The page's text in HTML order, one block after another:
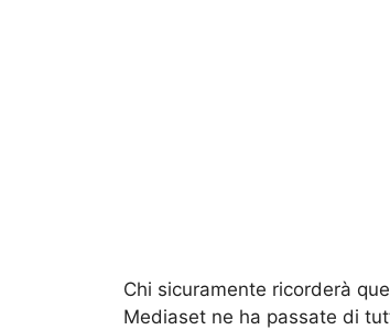
Chi sicuramente ricorderà
Mediaset ne ha passate di